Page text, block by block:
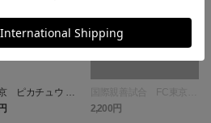
ピカチュウ タ
ラー
国際親善試合 FC東京
対 ボルシア ドルトムン
ト プリントタオルマフ
2,200円